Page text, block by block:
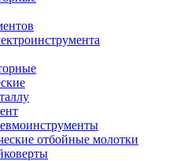
отбойные молотки